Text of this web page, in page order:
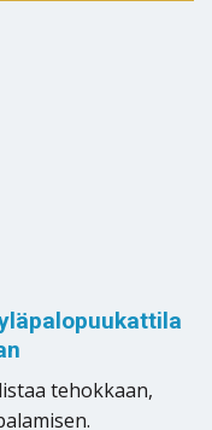
tehokkaan,